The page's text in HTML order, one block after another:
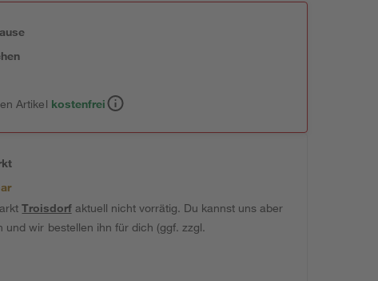
Artikel kostenfrei
Troisdorfaktuell nicht vorrätig. Du kannst uns aber
und wir bestellen ihn für dich (ggf. zzgl.